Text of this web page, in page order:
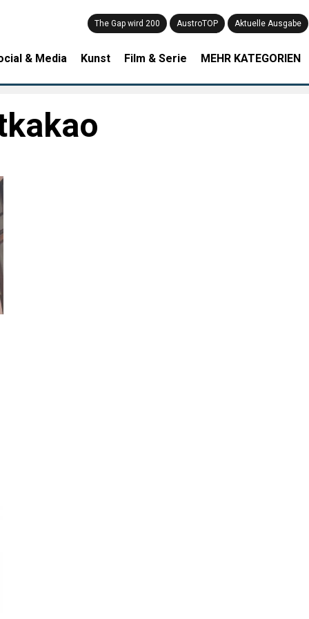
The Gap wird 200 AustroTOP Aktuelle Ausgabe
& Media Kunst Film & Serie MEHR KATEGORIEN